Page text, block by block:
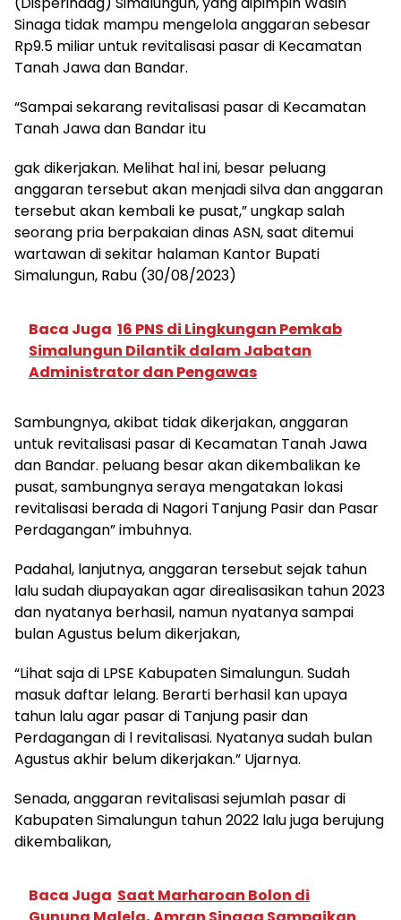
Sinaga tidak mampu mengelola anggaran sebesar
Rp9.5 miliar untuk revitalisasi pasar di Kecamatan
Tanah Jawa dan Bandar.
“Sampai sekarang revitalisasi pasar di Kecamatan
Tanah Jawa dan Bandar itu
gak dikerjakan. Melihat hal ini, besar peluang
anggaran tersebut akan menjadi silva dan anggaran
tersebut akan kembali ke pusat,” ungkap salah
seorang pria berpakaian dinas ASN, saat ditemui
wartawan di sekitar halaman Kantor Bupati
Simalungun, Rabu (30/08/2023)
Baca Juga 16 PNS di Lingkungan Pemkab
Simalungun Dilantik dalam Jabatan
Administrator dan Pengawas
Sambungnya, akibat tidak dikerjakan, anggaran
untuk revitalisasi pasar di Kecamatan Tanah Jawa
dan Bandar. peluang besar akan dikembalikan ke
pusat, sambungnya seraya mengatakan lokasi
revitalisasi berada di Nagori Tanjung Pasir dan Pasar
Perdagangan” imbuhnya.
Padahal, lanjutnya, anggaran tersebut sejak tahun
lalu sudah diupayakan agar direalisasikan tahun 2023
dan nyatanya berhasil, namun nyatanya sampai
bulan Agustus belum dikerjakan,
“Lihat saja di LPSE Kabupaten Simalungun. Sudah
masuk daftar lelang. Berarti berhasil kan upaya
tahun lalu agar pasar di Tanjung pasir dan
Perdagangan di l revitalisasi. Nyatanya sudah bulan
Agustus akhir belum dikerjakan.” Ujarnya.
Senada, anggaran revitalisasi sejumlah pasar di
Kabupaten Simalungun tahun 2022 lalu juga berujung
dikembalikan,
Baca Juga Saat Marharoan Bolon di